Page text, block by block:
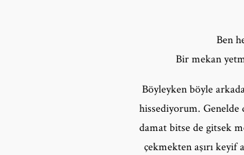
Ben
Bir mekan
Böyleyken böyle
hissediyorum.
damat bitse de gitsek
çekmekten aşırı